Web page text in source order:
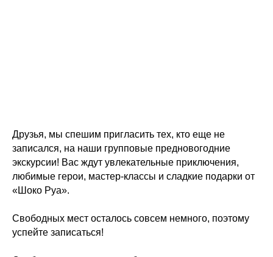
Друзья, мы спешим пригласить тех, кто еще не
записался, на наши групповые предновогодние
экскурсии! Вас ждут увлекательные приключения,
любимые герои, мастер-классы и сладкие подарки от
«Шоко Руа».
Свободных мест осталось совсем немного, поэтому
успейте записаться!